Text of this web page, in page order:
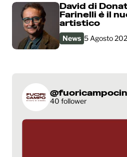
David di
Farinelli è il
artistico
News 5 Agosto
40 follower